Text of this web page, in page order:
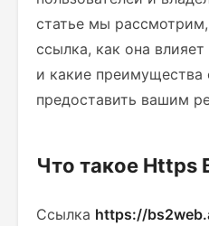
статье мы
ссылка, как она влияет
и какие
предоставить вашим
Что такое Https
Ссылка https://